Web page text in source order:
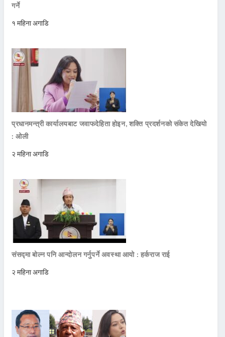
गर्ने
१ महिना अगाडि
प्रधानमन्त्री कार्यालयबाट जवाफदेहिता होइन, शक्ति प्रदर्शनको संकेत देखियो
: ओली
२ महिना अगाडि
संसद्मा बोल्न पनि आन्दोलन गर्नुपर्ने अवस्था आयो : हर्कराज राई
२ महिना अगाडि